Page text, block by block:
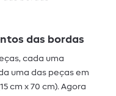
das bordas
cada uma
uma das peças em
cm x 70 cm). Agora